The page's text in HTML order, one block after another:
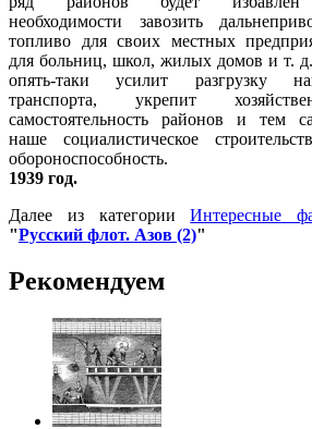
необходимости завозить
топливо для своих местных
для больниц, школ, жилых домов и т.
опять-таки усилит разгрузку
транспорта, укрепит
самостоятельность районов и тем
наше социалистическое
обороноспособность.
1939 год.
Далее из категорииИнтересные
"Русский флот. Азов (2)"
Рекомендуем